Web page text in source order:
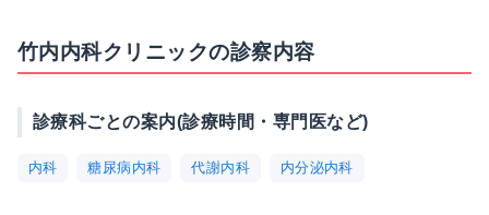
竹内内科クリニックの診察内容
診療科ごとの案内(診療時間・専門医など)
内科 糖尿病内科 代謝内科 内分泌内科